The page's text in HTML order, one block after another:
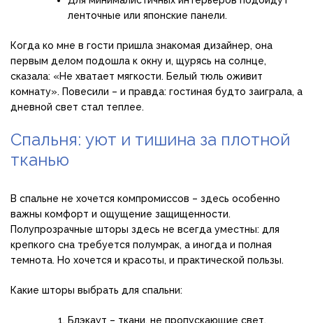
ленточные или японские панели.
Когда ко мне в гости пришла знакомая дизайнер, она
первым делом подошла к окну и, щурясь на солнце,
сказала: «Не хватает мягкости. Белый тюль оживит
комнату». Повесили – и правда: гостиная будто заиграла, а
дневной свет стал теплее.
Спальня: уют и тишина за плотной
тканью
В спальне не хочется компромиссов – здесь особенно
важны комфорт и ощущение защищенности.
Полупрозрачные шторы здесь не всегда уместны: для
крепкого сна требуется полумрак, а иногда и полная
темнота. Но хочется и красоты, и практической пользы.
Какие шторы выбрать для спальни:
Блэкаут – ткани, не пропускающие свет.